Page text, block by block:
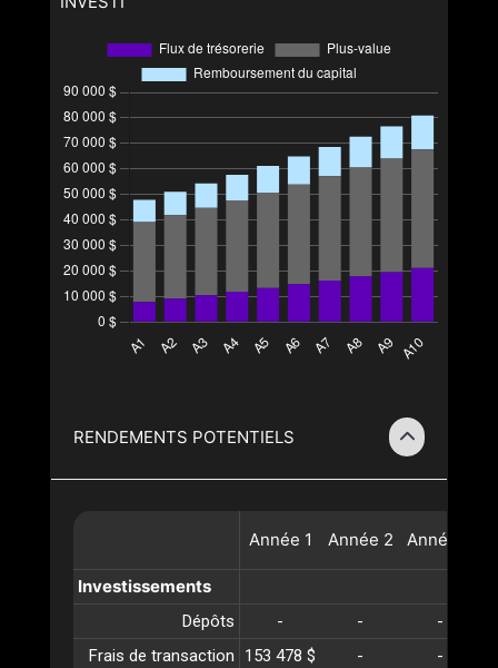
RENDEMENTS POTENTIELS
Année 1 Année 2 Année
Investissements
Dépôts - -
-
Frais de transaction
153 478 $ -
-